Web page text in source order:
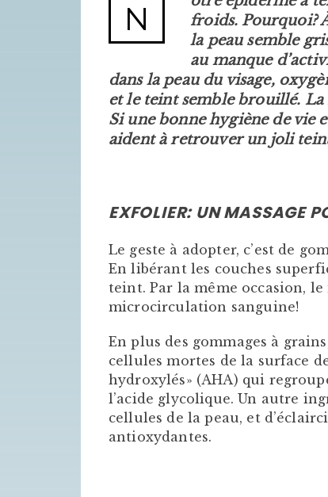
N
froids. Pourquoi?
la peau semble
au manque
dans la peau du visage,
et le teint semble brouillé.
Si une bonne hygiène de vie
aident à retrouver un joli
EXFOLIER: UN MASSAGE
Le geste à adopter, c’est de
En libérant les couches
teint. Par la même occasion,
microcirculation sanguine!
En plus des gommages à
cellules mortes de la surface
hydroxylés» (AHA) qui
l’acide glycolique. Un autre
cellules de la peau, et
antioxydantes.